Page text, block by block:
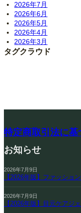
2026年7月
2026年6月
2026年5月
2026年4月
2026年3月
タグクラウド
特定商取引法に基
お知らせ
2026年7月9日
【2026年版】ファッショ
2026年7月9日
【2026年版】目元ケアジ